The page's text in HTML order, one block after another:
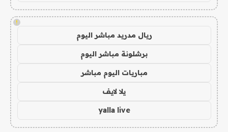
!
ريال مدريد مباشر اليوم
برشلونة مباشر اليوم
مباريات اليوم مباشر
يلا لايف
yalla live